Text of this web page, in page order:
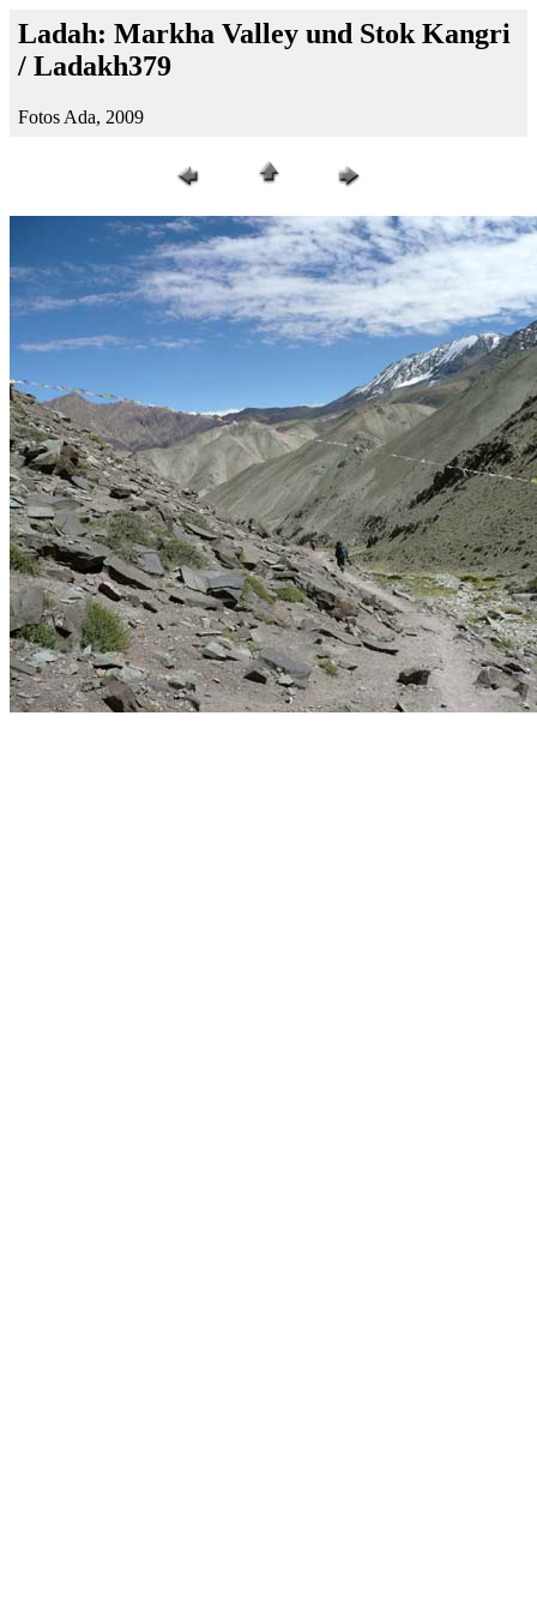
Ladah: Markha Valley und Stok Kangri
/ Ladakh379
Fotos Ada, 2009